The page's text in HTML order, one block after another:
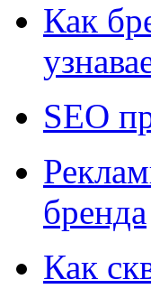
Как
SEO
бренда
Как